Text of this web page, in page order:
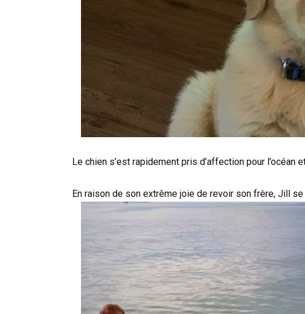
Le chien s’est rapidement pris d’affection pour l’océan
En raison de son extrême joie de revoir son frère, Jill